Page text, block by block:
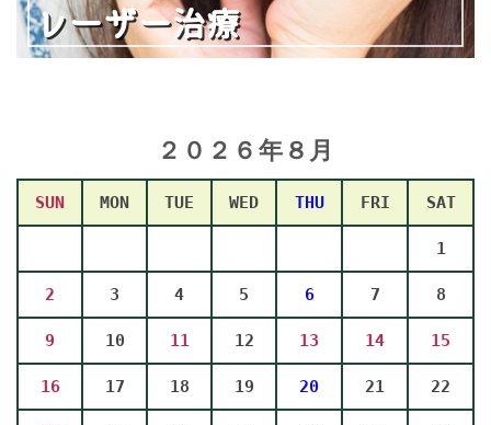
レーザー治療
２０２６年８ 月
SUN MON TUE WED THU FRI SAT
1
2 3 4 5 6 7 8
9 10 11 12 13 14 15
16 17 18 19 20 21 22